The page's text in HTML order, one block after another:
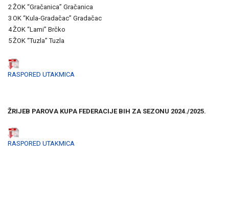
2 ŽOK “Gračanica” Gračanica
3 OK “Kula-Gradačac” Gradačac
4ŽOK “Lami” Brčko
5ŽOK “Tuzla” Tuzla
RASPORED UTAKMICA
ŽRIJEB PAROVA KUPA FEDERACIJE BIH ZA SEZONU 2024./2025.
RASPORED UTAKMICA